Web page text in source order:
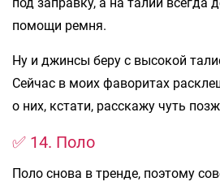
помощи ремня.
Ну и джинсы беру с высокой
Сейчас в моих фаворитах
о них, кстати, расскажу чуть
✅ 14. Поло
Поло снова в тренде, поэтому